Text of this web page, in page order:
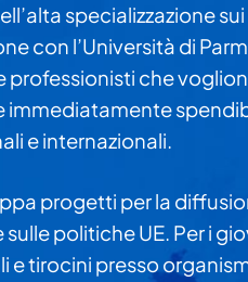
specializzazione
con l’Università di
professionisti che
immediatamente
e internazionali.
progetti per la
politiche UE. Per i
e tirocini presso